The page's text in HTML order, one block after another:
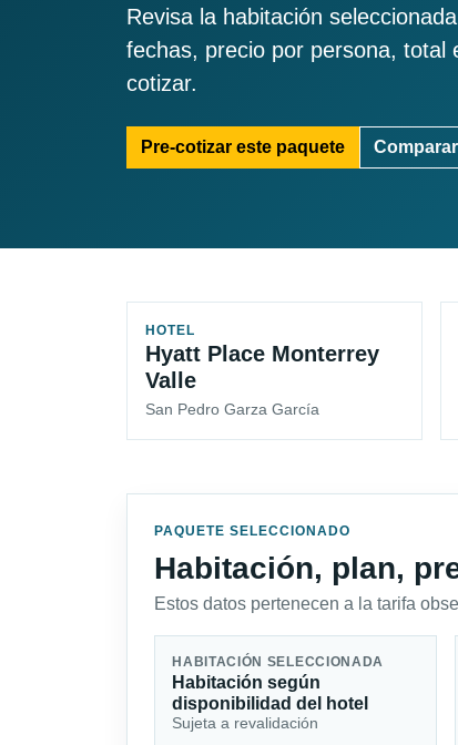
Revisa la habitación
fechas, precio por persona, total
cotizar.
Pre-cotizar este paquete
HOTEL
Hyatt Place Monterrey
Valle
San Pedro Garza García
PAQUETE SELECCIONADO
Habitación, plan,
Estos datos pertenecen a la tarifa
HABITACIÓN SELECCIONADA
Habitación según
disponibilidad del hotel
Sujeta a revalidación